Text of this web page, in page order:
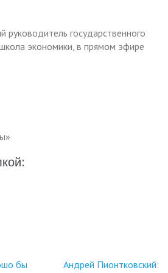
руководитель государственного
экономики, в прямом эфире
бы
Андрей Пионтковский: